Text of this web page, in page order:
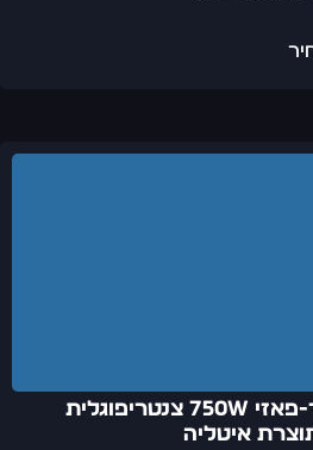
משאבה חיצונית חד-פאזי 750w צנטריפוגלית